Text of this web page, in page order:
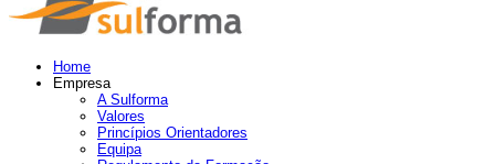
Home
Empresa
A Sulforma
Valores
Princípios Orientadores
Equipa